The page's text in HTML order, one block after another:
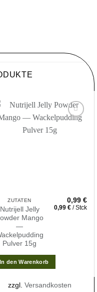
Wunschliste
ZUTATEN
Nutrijell Jelly
Mango
—
Pulver 15g
0,99 €
0,99 € /Stck
In den Warenkorb
zzgl. Versandkosten